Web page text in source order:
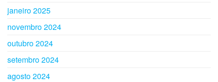
janeiro 2025
novembro 2024
outubro 2024
setembro 2024
agosto 2024